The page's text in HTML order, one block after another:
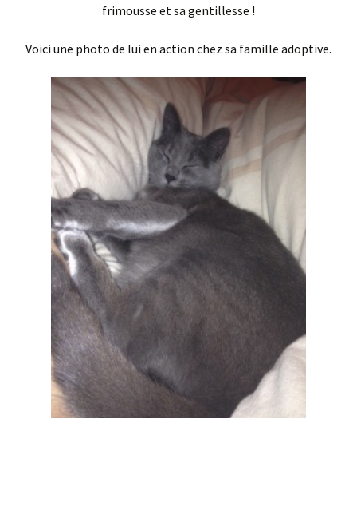
frimousse et sa gentillesse !
Voici une photo de lui en action chez sa famille adoptive.